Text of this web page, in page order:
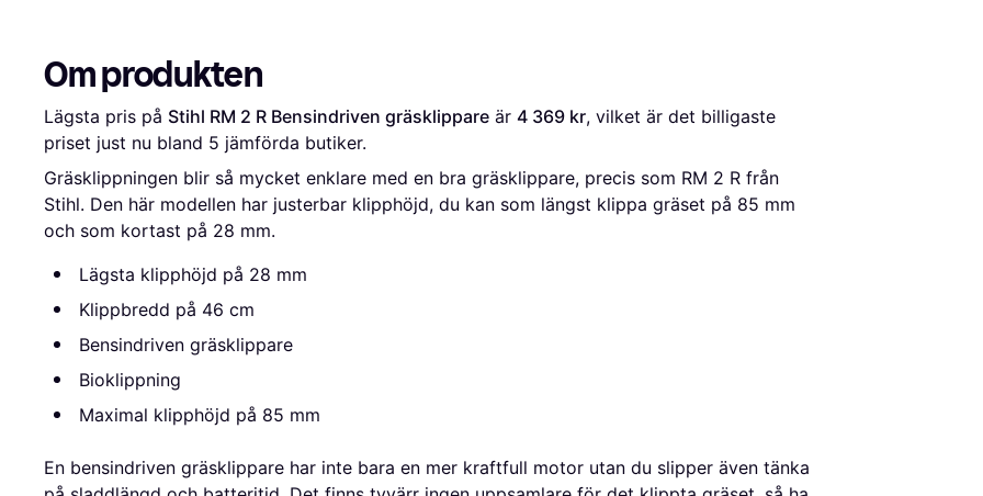
Om produkten
Lägsta pris på Stihl RM 2 R Bensindriven gräsklippare är 4 369 kr, vilket är det billigaste
priset just nu bland 5 jämförda butiker.
Gräsklippningen blir så mycket enklare med en bra gräsklippare, precis som RM 2 R från
Stihl. Den här modellen har justerbar klipphöjd, du kan som längst klippa gräset på 85 mm
och som kortast på 28 mm.
Lägsta klipphöjd på 28 mm
Klippbredd på 46 cm
Bensindriven gräsklippare
Bioklippning
Maximal klipphöjd på 85 mm
En bensindriven gräsklippare har inte bara en mer kraftfull motor utan du slipper även tänka